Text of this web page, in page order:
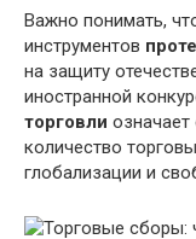
Важно понимать,
инструментов
на защиту
иностранной
торговли означает
количество
глобализации и